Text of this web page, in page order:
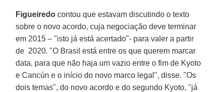
Figueiredocontou que estavam discutindo o texto
sobre o novo acordo, cuja negociação deve terminar
em 2015 – "isto já está acertado"- para valer a partir
de 2020. "O Brasil está entre os que querem marcar
data, para que não haja um vazio entre o fim de Kyoto
e Cancún e o início do novo marco legal", disse. "Os
dois temas", do novo acordo e do segundo Kyoto, "já